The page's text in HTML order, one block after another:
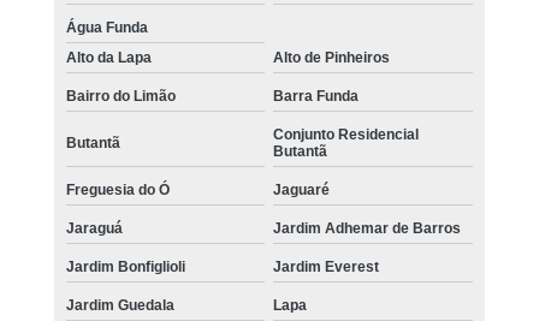
Água Funda
Alto da Lapa
Alto de Pinheiros
Bairro do Limão Barra Funda
Butantã
Conjunto Residencial
Butantã
Freguesia do Ó Jaguaré
Jaraguá Jardim Adhemar de Barros
Jardim Bonfiglioli Jardim Everest
Jardim Guedala Lapa